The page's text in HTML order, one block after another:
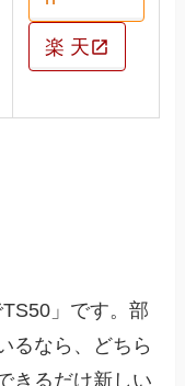
楽 天
」です。部
るなら、どちら
きるだけ新しい